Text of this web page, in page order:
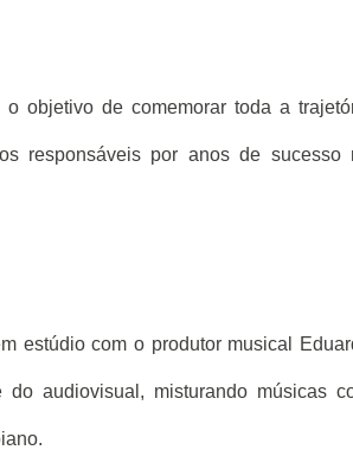
objetivo de comemorar toda a
responsáveis por anos de sucesso
estúdio com o produtor musical
audiovisual, misturando músicas